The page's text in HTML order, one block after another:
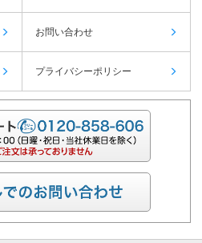
お問い合わせ
プライバシーポリシー